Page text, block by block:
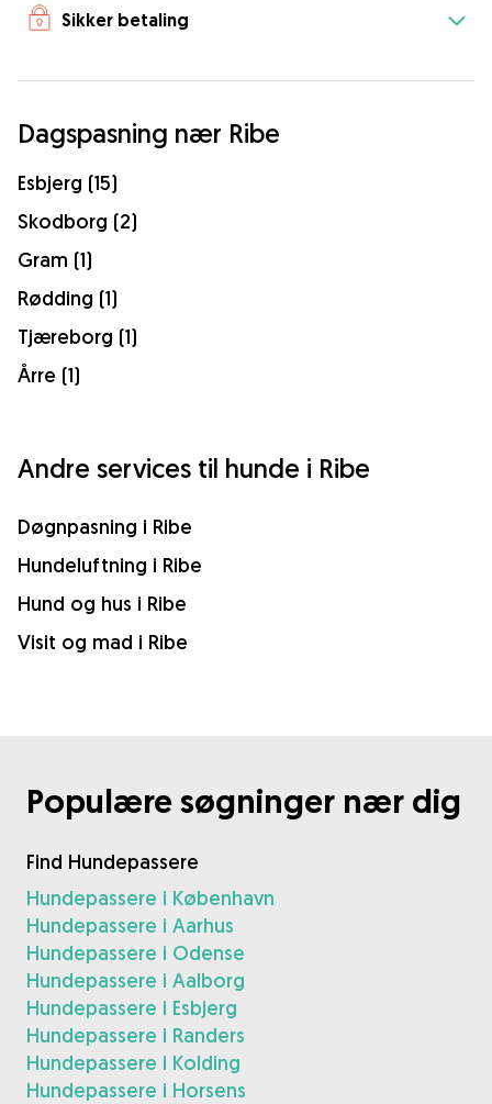
Sikker betaling
Dagspasning nær Ribe
Esbjerg (15)
Skodborg (2)
Gram (1)
Rødding (1)
Tjæreborg (1)
Årre (1)
Andre services til hunde i Ribe
Døgnpasning i Ribe
Hundeluftning i Ribe
Hund og hus i Ribe
Visit og mad i Ribe
Populære søgninger nær dig
Find Hundepassere
Hundepassere i København
Hundepassere i Aarhus
Hundepassere i Odense
Hundepassere i Aalborg
Hundepassere i Esbjerg
Hundepassere i Randers
Hundepassere i Kolding
Hundepassere i Horsens